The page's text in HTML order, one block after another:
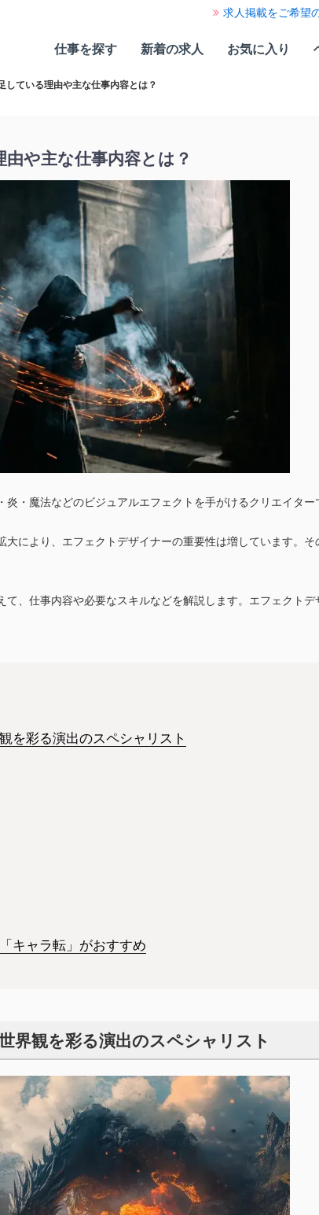
求人掲載をご希望
仕事を探す 新着の求人 お気に入り
している理由や主な仕事内容とは？
や主な仕事内容とは？
・魔法などのビジュアルエフェクトを手がけるクリエイター
により、エフェクトデザイナーの重要性は増しています。そ
、仕事内容や必要なスキルなどを解説します。エフェクトデ
を彩る演出のスペシャリスト
キャラ転」がおすすめ
界観を彩る演出のスペシャリスト